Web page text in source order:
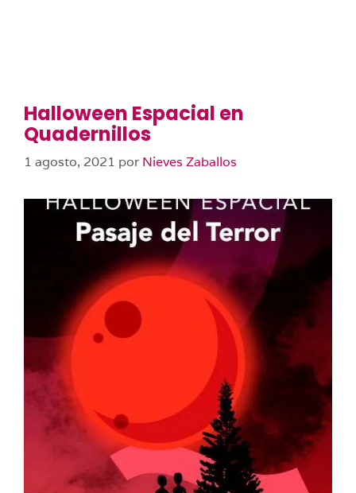
Halloween Espacial en
Quadernillos
1 agosto, 2021 por Nieves Zaballos